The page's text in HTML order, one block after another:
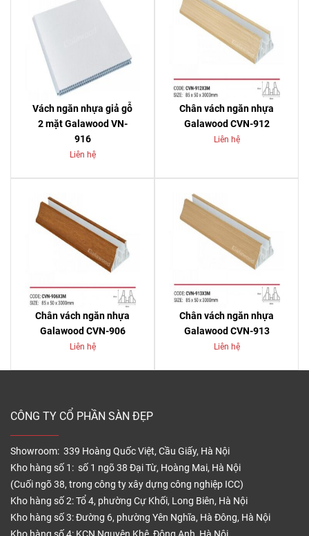
Vách ngăn nhựa giả gỗ
2 mặt Galawood VN-
916
Liên hệ
Chân vách ngăn nhựa
Galawood CVN-912
Liên hệ
Chân vách ngăn nhựa
Galawood CVN-906
Liên hệ
Chân vách ngăn nhựa
Galawood CVN-913
Liên hệ
CÔNG TY CỔ PHẦN SÀN ĐẸP
Showroom: 339 Hoàng Quốc Việt, Cầu Giấy, Hà Nội
Kho hàng số 1: số 1 ngõ 38 Đại Từ, Hoàng Mai, Hà Nội
(Cuối ngõ 38, trong công ty xây dựng công nghiệp ICC)
Kho hàng số 2: Tổ 4, phường Cự Khối, Long Biên, Hà Nội
Kho hàng số 3: Đường 6, phường Yên Nghĩa, Hà Đông, Hà Nội